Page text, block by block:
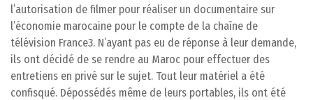
l’autorisation de filmer pour réaliser un documentaire sur
l’économie marocaine pour le compte de la chaîne de
télévision France3. N’ayant pas eu de réponse à leur demande,
ils ont décidé de se rendre au Maroc pour effectuer des
entretiens en privé sur le sujet. Tout leur matériel a été
confisqué. Dépossédés même de leurs portables, ils ont été